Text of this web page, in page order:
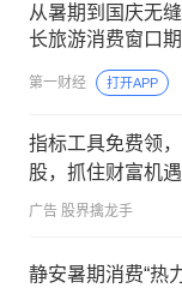
从暑期到国庆无
长旅游消费窗口期
第一财经 打开APP
指标工具免费领
股，抓住财富机遇
广告 股界擒龙手
静安暑期消费“热